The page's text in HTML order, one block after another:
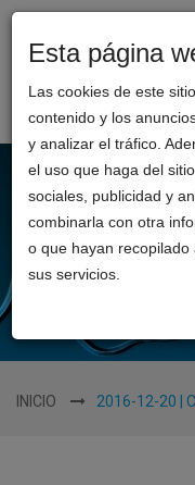
Esta página
Las cookies de este
contenido y los
y analizar el tráfico.
el uso que haga del
sociales, publicidad y
combinarla con otra
o que hayan
sus servicios.
REINA
INICIO 2016-12-20 |